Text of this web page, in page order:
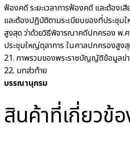
ฟ้องคดี ระยะเวลาการฟ้องคดี และต้องเ
และต้องปฏิบัติตามระเบียบของที่ประชุม
สูงสุด ว่าด้วยวิธีพิจารณาคดีปกครอง พ.
ประชุมใหญ่ตุลาการ ในศาลปกครองสูง
21. ภาพรวมของพระราชบัญญัติข้อมูลข่
22. บทส่วท้าย
บรรณานุกรม
สินค้าที่เกี่ยวข้